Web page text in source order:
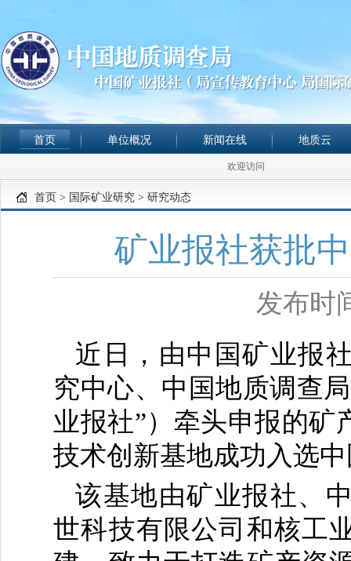
首页
欢迎访问
单位概况 新闻在线 地质云
首页 > 国际矿业研究 > 研究动态
矿业报社获批
发布时
近日，由中国矿业报
究中心、中国地质调查
业报社”）牵头申报的矿
技术创新基地成功入选
该基地由矿业报社、
世科技有限公司和核工